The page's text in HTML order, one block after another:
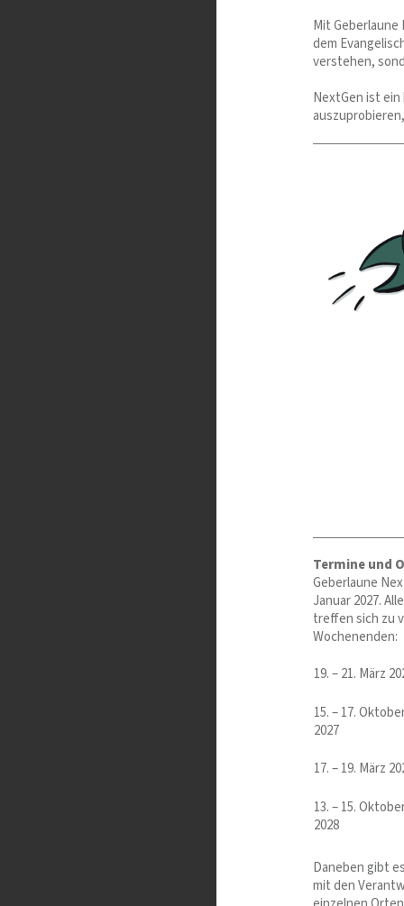
Mit Geberlaune
dem
verstehen,
NextGen ist
Termine und
Geberlaune
Januar 2027.
treffen sich zu
Wochenenden:
19. – 21. März
15. – 17.
2027
17. – 19. März
13. – 15.
2028
Daneben gibt
mit den